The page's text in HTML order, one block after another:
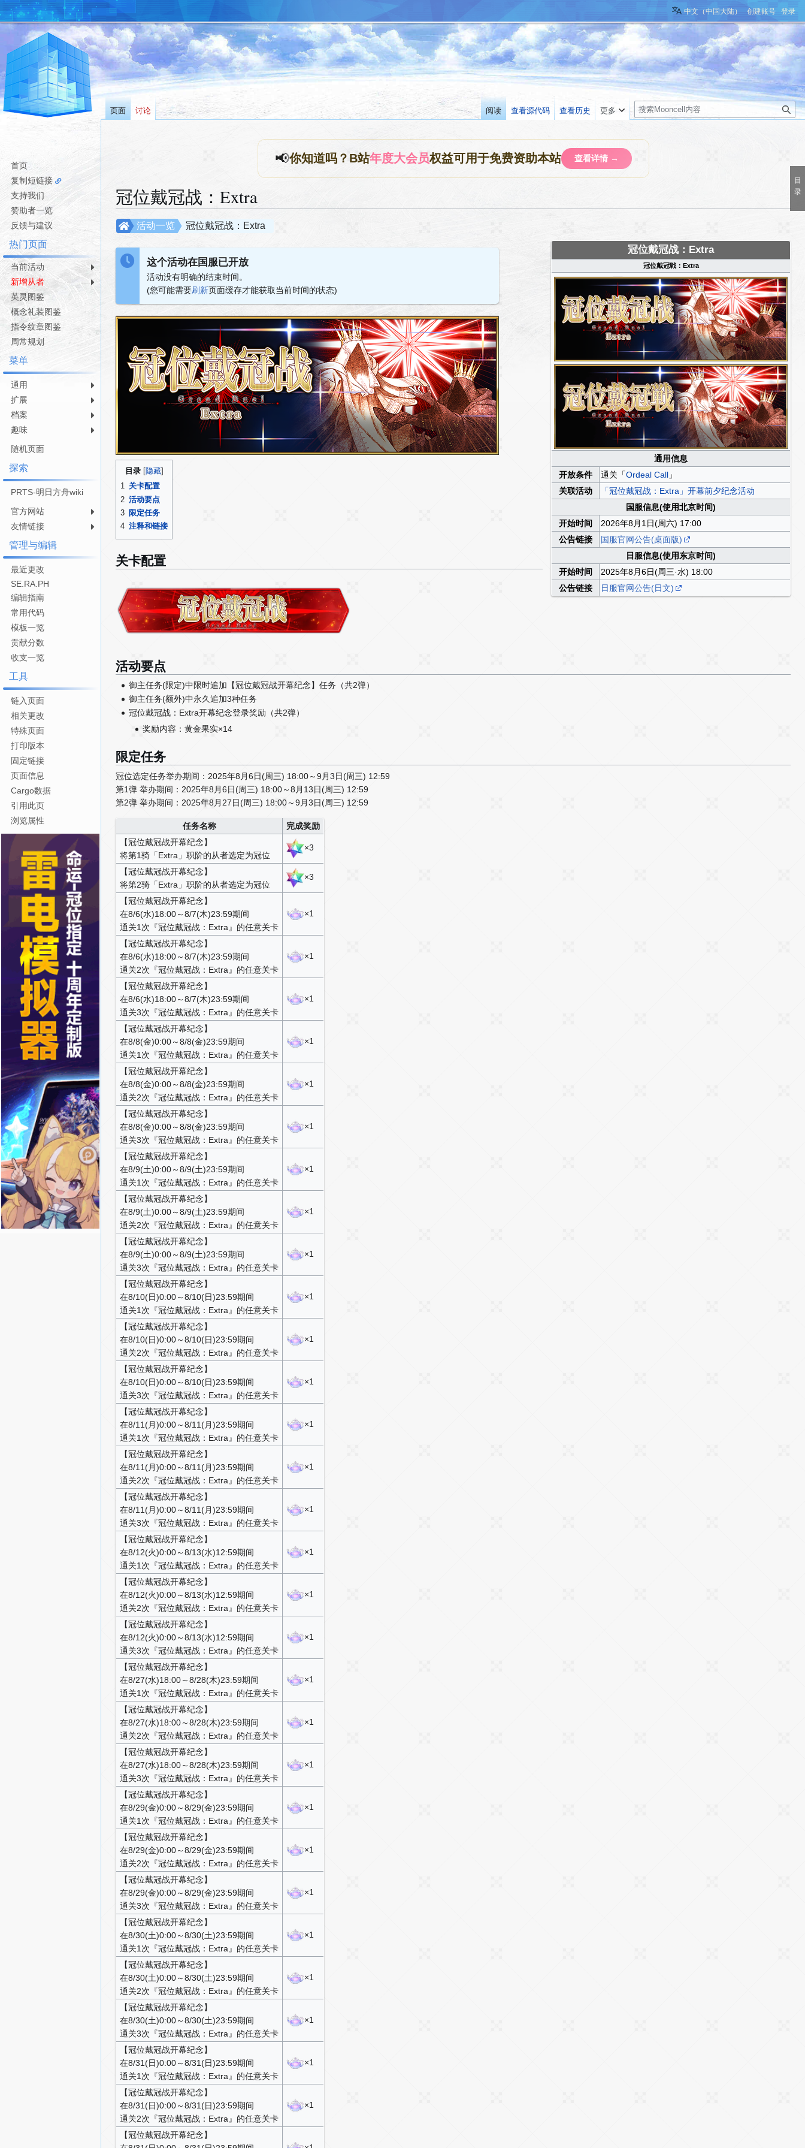
📢你知道吗？B站年度大会员权益可用于免费资助本站 查看详情 →
冠位戴冠战：Extra
跳
到
导
跳
到
搜
冠位戴冠战：Extra
活动一览
这个活动在国服已开放
活动没有明确的结束时间。
(您可能需要刷新页面缓存才能获取当前时间的状态)
冠位戴冠战：Extra
冠位戴冠戦：Extra
通用信息
开放条件
通关「Ordeal Call 」
关联活动
「冠位戴冠战：Extra」开幕前夕纪念活动
国服信息(使用北京时间)
开始时间
2026年8月1日(周六) 17:00
公告链接
国服官网公告(桌面版)
日服信息(使用东京时间)
开始时间
2025年8月6日(周三·水) 18:00
公告链接
日服官网公告(日文)
目录
1 关卡配置
2 活动要点
3 限定任务
4 注释和链接
关卡配置
活动要点
御主任务(限定)中限时追加【冠位戴冠战开幕纪念】任务（共2弹）
御主任务(额外)中永久追加3种任务
冠位戴冠战：Extra开幕纪念登录奖励（共2弹）
奖励内容：黄金果实×14
限定任务
冠位选定任务举办期间：2025年8月6日(周三) 18:00～9月3日(周三) 12:59
第1弹 举办期间：2025年8月6日(周三) 18:00～8月13日(周三) 12:59
第2弹 举办期间：2025年8月27日(周三) 18:00～9月3日(周三) 12:59
任务名称
完成奖励
【冠位戴冠战开幕纪念】
将第1骑「Extra」职阶的从者选定为冠位
×3
【冠位戴冠战开幕纪念】
将第2骑「Extra」职阶的从者选定为冠位
×3
【冠位戴冠战开幕纪念】
在8/6(水)18:00～8/7(木)23:59期间
通关1次『冠位戴冠战：Extra』的任意关卡
×1
【冠位戴冠战开幕纪念】
在8/6(水)18:00～8/7(木)23:59期间
通关2次『冠位戴冠战：Extra』的任意关卡
×1
【冠位戴冠战开幕纪念】
在8/6(水)18:00～8/7(木)23:59期间
通关3次『冠位戴冠战：Extra』的任意关卡
×1
【冠位戴冠战开幕纪念】
在8/8(金)0:00～8/8(金)23:59期间
通关1次『冠位戴冠战：Extra』的任意关卡
×1
【冠位戴冠战开幕纪念】
在8/8(金)0:00～8/8(金)23:59期间
通关2次『冠位戴冠战：Extra』的任意关卡
×1
【冠位戴冠战开幕纪念】
在8/8(金)0:00～8/8(金)23:59期间
通关3次『冠位戴冠战：Extra』的任意关卡
×1
【冠位戴冠战开幕纪念】
在8/9(土)0:00～8/9(土)23:59期间
通关1次『冠位戴冠战：Extra』的任意关卡
×1
【冠位戴冠战开幕纪念】
在8/9(土)0:00～8/9(土)23:59期间
通关2次『冠位戴冠战：Extra』的任意关卡
×1
【冠位戴冠战开幕纪念】
在8/9(土)0:00～8/9(土)23:59期间
通关3次『冠位戴冠战：Extra』的任意关卡
×1
【冠位戴冠战开幕纪念】
在8/10(日)0:00～8/10(日)23:59期间
通关1次『冠位戴冠战：Extra』的任意关卡
×1
【冠位戴冠战开幕纪念】
在8/10(日)0:00～8/10(日)23:59期间
通关2次『冠位戴冠战：Extra』的任意关卡
×1
【冠位戴冠战开幕纪念】
在8/10(日)0:00～8/10(日)23:59期间
通关3次『冠位戴冠战：Extra』的任意关卡
×1
【冠位戴冠战开幕纪念】
在8/11(月)0:00～8/11(月)23:59期间
通关1次『冠位戴冠战：Extra』的任意关卡
×1
【冠位戴冠战开幕纪念】
在8/11(月)0:00～8/11(月)23:59期间
通关2次『冠位戴冠战：Extra』的任意关卡
×1
【冠位戴冠战开幕纪念】
在8/11(月)0:00～8/11(月)23:59期间
通关3次『冠位戴冠战：Extra』的任意关卡
×1
【冠位戴冠战开幕纪念】
在8/12(火)0:00～8/13(水)12:59期间
通关1次『冠位戴冠战：Extra』的任意关卡
×1
【冠位戴冠战开幕纪念】
在8/12(火)0:00～8/13(水)12:59期间
通关2次『冠位戴冠战：Extra』的任意关卡
×1
【冠位戴冠战开幕纪念】
在8/12(火)0:00～8/13(水)12:59期间
通关3次『冠位戴冠战：Extra』的任意关卡
×1
【冠位戴冠战开幕纪念】
在8/27(水)18:00～8/28(木)23:59期间
通关1次『冠位戴冠战：Extra』的任意关卡
×1
【冠位戴冠战开幕纪念】
在8/27(水)18:00～8/28(木)23:59期间
通关2次『冠位戴冠战：Extra』的任意关卡
×1
【冠位戴冠战开幕纪念】
在8/27(水)18:00～8/28(木)23:59期间
通关3次『冠位戴冠战：Extra』的任意关卡
×1
【冠位戴冠战开幕纪念】
在8/29(金)0:00～8/29(金)23:59期间
通关1次『冠位戴冠战：Extra』的任意关卡
×1
【冠位戴冠战开幕纪念】
在8/29(金)0:00～8/29(金)23:59期间
通关2次『冠位戴冠战：Extra』的任意关卡
×1
【冠位戴冠战开幕纪念】
在8/29(金)0:00～8/29(金)23:59期间
通关3次『冠位戴冠战：Extra』的任意关卡
×1
【冠位戴冠战开幕纪念】
在8/30(土)0:00～8/30(土)23:59期间
通关1次『冠位戴冠战：Extra』的任意关卡
×1
【冠位戴冠战开幕纪念】
在8/30(土)0:00～8/30(土)23:59期间
通关2次『冠位戴冠战：Extra』的任意关卡
×1
【冠位戴冠战开幕纪念】
在8/30(土)0:00～8/30(土)23:59期间
通关3次『冠位戴冠战：Extra』的任意关卡
×1
【冠位戴冠战开幕纪念】
在8/31(日)0:00～8/31(日)23:59期间
通关1次『冠位戴冠战：Extra』的任意关卡
×1
【冠位戴冠战开幕纪念】
在8/31(日)0:00～8/31(日)23:59期间
通关2次『冠位戴冠战：Extra』的任意关卡
×1
【冠位戴冠战开幕纪念】
中文（中国大陆） 创建账号 登录
页面 讨论 阅读 查看源代码 查看历史 更多
搜
索
首页
复制短链接
支持我们
赞助者一览
反馈与建议
热门页面
当前活动
新增从者
英灵图鉴
概念礼装图鉴
指令纹章图鉴
周常规划
菜单
通用
扩展
档案
趣味
随机页面
探索
PRTS-明日方舟wiki
官方网站
友情链接
管理与编辑
最近更改
SE.RA.PH
编辑指南
常用代码
模板一览
贡献分数
收支一览
工具
链入页面
相关更改
特殊页面
打印版本
固定链接
页面信息
Cargo数据
引用此页
浏览属性